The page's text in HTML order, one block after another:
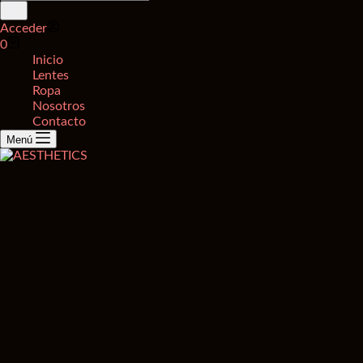
de
productos
Acceder
Carro
compra
0
Inicio
Lentes
Ropa
Nosotros
Contacto
Menú